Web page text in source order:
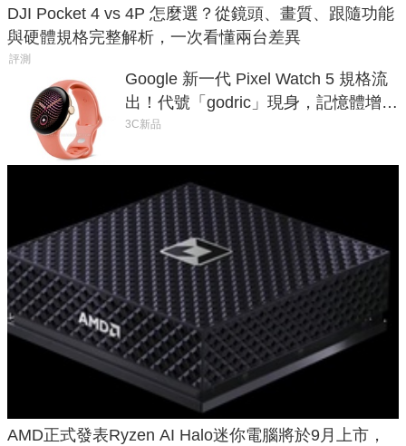
DJI Pocket 4 vs 4P 怎麼選？從鏡頭、畫質、跟隨功能
與硬體規格完整解析，一次看懂兩台差異
評測
Google 新一代 Pixel Watch 5 規格流
出！代號「godric」現身，記憶體增強
鎖定 AI 應用
3C新品
AMD正式發表Ryzen AI Halo迷你電腦將於9月上市，